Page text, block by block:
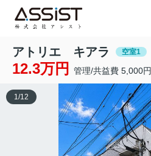
アトリエ キアラ 空室1
12.3万円 管理/共益費 5,000円
1 /12